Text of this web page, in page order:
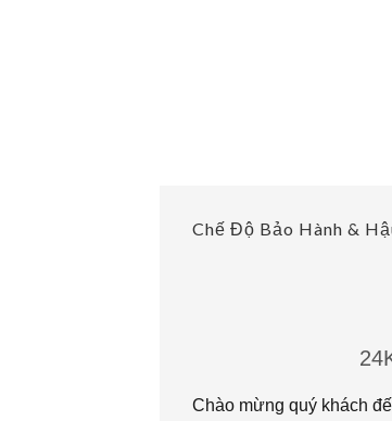
Chế Độ Bảo Hành &
Chào mừng quý khách